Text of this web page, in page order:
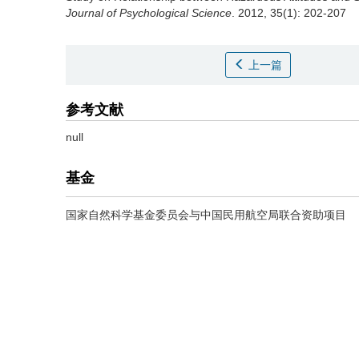
Journal of Psychological Science . 2012, 35(1): 202-207
上一篇
参考文献
null
基金
国家自然科学基金委员会与中国民用航空局联合资助项目